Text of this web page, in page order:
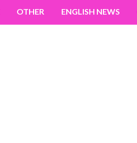
OTHER ENGLISH NEWS